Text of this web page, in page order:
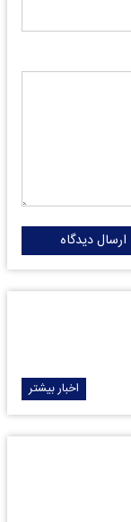
ارسال دیدگاه
اخبار بیشتر